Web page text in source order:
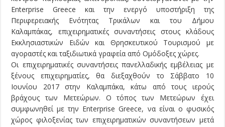
Enterprise Greece και την ενεργό υποστήριξη της
Περιφερειακής Ενότητας Τρικάλων και του Δήμου
Καλαμπάκας, επιχειρηματικές συναντήσεις στους κλάδους
Εκκλησιαστικών Ειδών και Θρησκευτικού Τουρισμού με
αγοραστές και ταξιδιωτικά γραφεία από Ομόδοξες χώρες.
Οι επιχειρηματικές συναντήσεις πανελλαδικής εμβέλειας με
ξένους επιχειρηματίες, θα διεξαχθούν το Σάββατο 10
Ιουνίου 2017 στην Καλαμπάκα, κάτω από τους ιερούς
βράχους των Μετεώρων. Ο τόπος των Μετεώρων έχει
συμφωνηθεί με την Enterprise Greece, να είναι ο φυσικός
χώρος φιλοξενίας των επιχειρηματικών συναντήσεων μετά